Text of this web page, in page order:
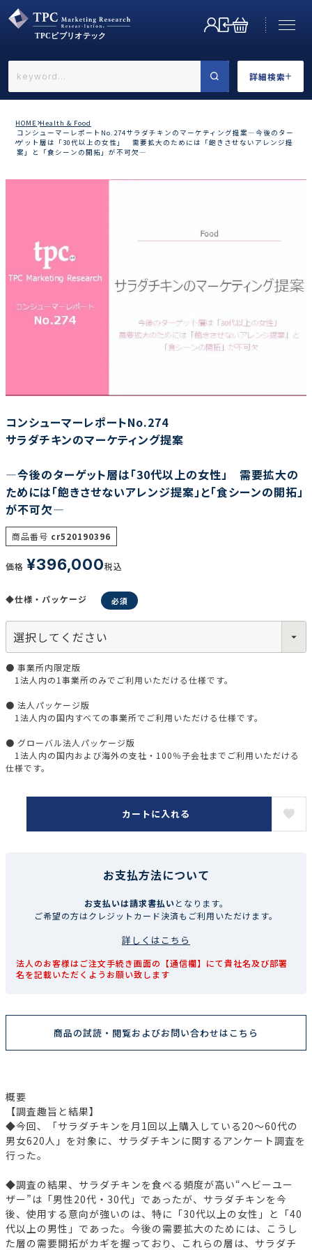
詳細検索
←戻る
HOME Health & Food
コンシューマーレポートNo.274サラダチキンのマーケティング提案―今後のター
ゲット層は「30代以上の女性」 需要拡大のためには「飽きさせないアレンジ提
案」と「食シーンの開拓」が不可欠―
コンシューマーレポートNo.274
サラダチキンのマーケティング提案
―今後のターゲット層は「30代以上の女性」 需要拡大の
ためには「飽きさせないアレンジ提案」と「食シーンの開拓」
が不可欠―
商品番号 cr520190396
価格 ¥396,000税込
◆仕様・パッケージ
● 事業所内限定版
1法人内の1事業所のみでご利用いただける仕様です。
● 法人パッケージ版
1法人内の国内すべての事業所でご利用いただける仕様です。
● グローバル法人パッケージ版
1法人内の国内および海外の支社・100％子会社までご利用いただける
仕様です。
カートに入れる
お支払方法について
お支払いは請求書払いとなります。
ご希望の方はクレジットカード決済もご利用いただけます。
詳しくはこちら
法人のお客様はご注文手続き画面の【通信欄】にて貴社名及び部署
名を記載いただくようお願い致します
商品の試読・閲覧およびお問い合わせはこちら
概要
【調査趣旨と結果】
◆今回、「サラダチキンを月1回以上購入している20～60代の
男女620人」を対象に、サラダチキンに関するアンケート調査を
行った。
◆調査の結果、サラダチキンを食べる頻度が高い“ヘビーユー
ザー”は「男性20代・30代」であったが、サラダチキンを今
後、使用する意向が強いのは、特に「30代以上の女性」と「40
代以上の男性」であった。今後の需要拡大のためには、こうし
た層の需要開拓がカギを握っており、これらの層は、サラダチ